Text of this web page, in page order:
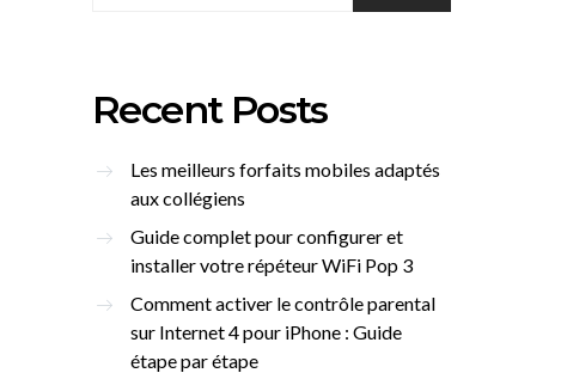
Recent Posts
Les meilleurs forfaits mobiles adaptés
aux collégiens
Guide complet pour configurer et
installer votre répéteur WiFi Pop 3
Comment activer le contrôle parental
sur Internet 4 pour iPhone : Guide
étape par étape